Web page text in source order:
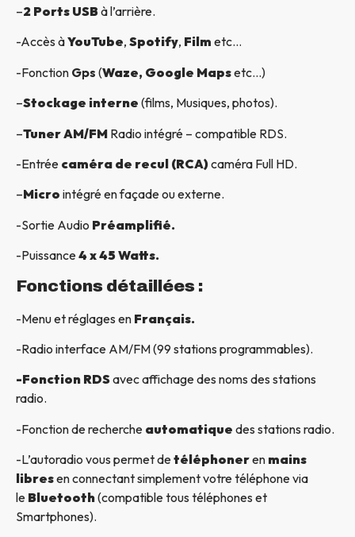
–2 Ports USBà l’arrière.
-Accès àYouTube, Spotify, Film etc…
-Fonction Gps (Waze, Google Mapsetc…)
–Stockage interne (films, Musiques, photos).
–Tuner AM/FM Radio intégré – compatible RDS.
-Entrée caméra de recul (RCA)caméra Full HD.
–Micro intégré en façade ou externe.
-Sortie Audio Préamplifié.
-Puissance4 x 45 Watts.
Fonctions détaillées :
-Menu et réglages en Français.
-Radio interface AM/FM (99 stations programmables).
-Fonction RDSavec affichage des noms des stations
radio.
-Fonction de recherche automatique des stations radio.
-L’autoradio vous permet detéléphoneren mains
libresen connectant simplement votre téléphone via
le Bluetooth(compatible tous téléphones et
Smartphones).